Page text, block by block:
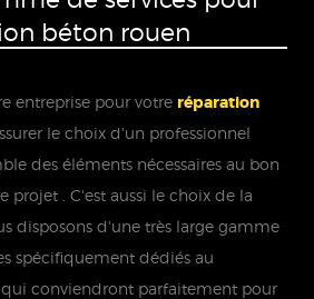
béton rouen
entreprise pour votre réparation
le choix d'un professionnel
des éléments nécessaires au bon
projet . C'est aussi le choix de la
disposons d'une très large gamme
spécifiquement dédiés au
conviendront parfaitement pour